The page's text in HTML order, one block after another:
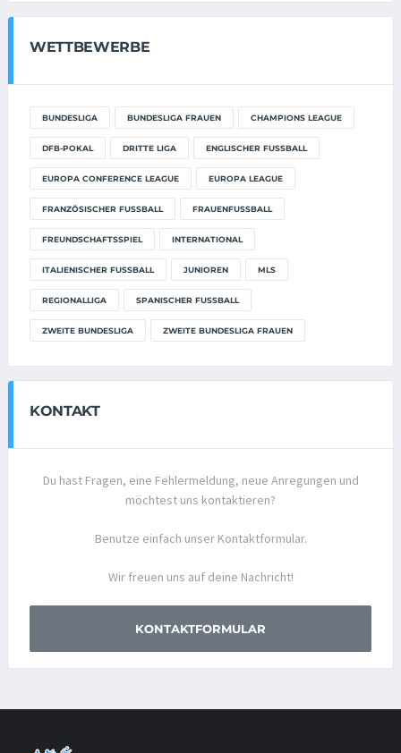
WETTBEWERBE
BUNDESLIGA BUNDESLIGA FRAUEN CHAMPIONS LEAGUE
DFB-POKAL DRITTE LIGA ENGLISCHER FUSSBALL
EUROPA CONFERENCE LEAGUE EUROPA LEAGUE
FRANZÖSISCHER FUSSBALL FRAUENFUSSBALL
FREUNDSCHAFTSSPIEL INTERNATIONAL
ITALIENISCHER FUSSBALL JUNIOREN MLS
REGIONALLIGA SPANISCHER FUSSBALL
ZWEITE BUNDESLIGA ZWEITE BUNDESLIGA FRAUEN
KONTAKT
Du hast Fragen, eine Fehlermeldung, neue Anregungen und
möchtest uns kontaktieren?
Benutze einfach unser Kontaktformular.
Wir freuen uns auf deine Nachricht!
KONTAKTFORMULAR